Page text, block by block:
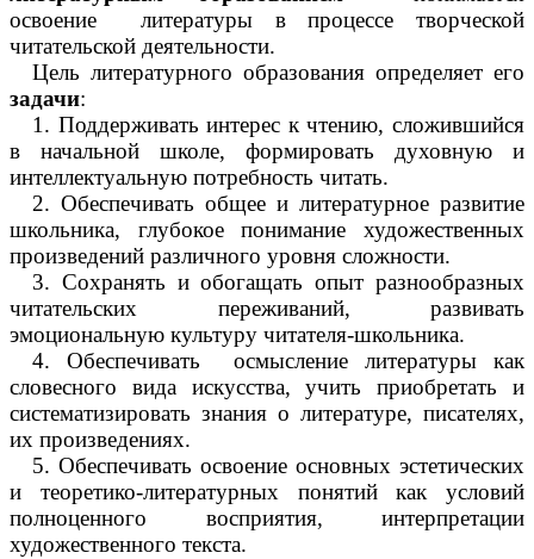
освоение литературы в процессе творческой
читательской деятельности.
Цель литературного образования определяет его
задачи:
1. Поддерживать интерес к чтению, сложившийся
в начальной школе, формировать духовную и
интеллектуальную потребность читать.
2. Обеспечивать общее и литературное развитие
школьника, глубокое понимание художественных
произведений различного уровня сложности.
3. Сохранять и обогащать опыт разнообразных
читательских переживаний, развивать
эмоциональную культуру читателя-школьника.
4. Обеспечивать осмысление литературы как
словесного вида искусства, учить приобретать и
систематизировать знания о литературе, писателях,
их произведениях.
5. Обеспечивать освоение основных эстетических
и теоретико-литературных понятий как условий
полноценного восприятия, интерпретации
художественного текста.